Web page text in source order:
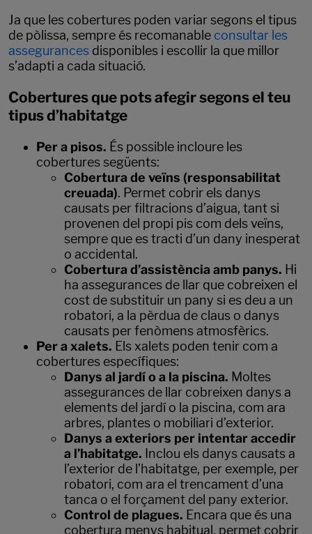
Ja que les cobertures poden variar segons el tipus
de pòlissa, sempre és recomanable consultar les
assegurances disponibles i escollir la que millor
s’adapti a cada situació.
Cobertures que pots afegir segons el teu
tipus d’habitatge
Per a pisos. És possible incloure les
cobertures següents:
Cobertura de veïns (responsabilitat
creuada). Permet cobrir els danys
causats per filtracions d’aigua, tant si
provenen del propi pis com dels veïns,
sempre que es tracti d’un dany inesperat
o accidental.
Cobertura d’assistència amb panys. Hi
ha assegurances de llar que cobreixen el
cost de substituir un pany si es deu a un
robatori, a la pèrdua de claus o danys
causats per fenòmens atmosfèrics.
Per a xalets. Els xalets poden tenir com a
cobertures específiques:
Danys al jardí o a la piscina. Moltes
assegurances de llar cobreixen danys a
elements del jardí o la piscina, com ara
arbres, plantes o mobiliari d’exterior.
Danys a exteriors per intentar accedir
a l’habitatge. Inclou els danys causats a
l’exterior de l’habitatge, per exemple, per
robatori, com ara el trencament d’una
tanca o el forçament del pany exterior.
Control de plagues. Encara que és una
cobertura menys habitual, permet cobrir